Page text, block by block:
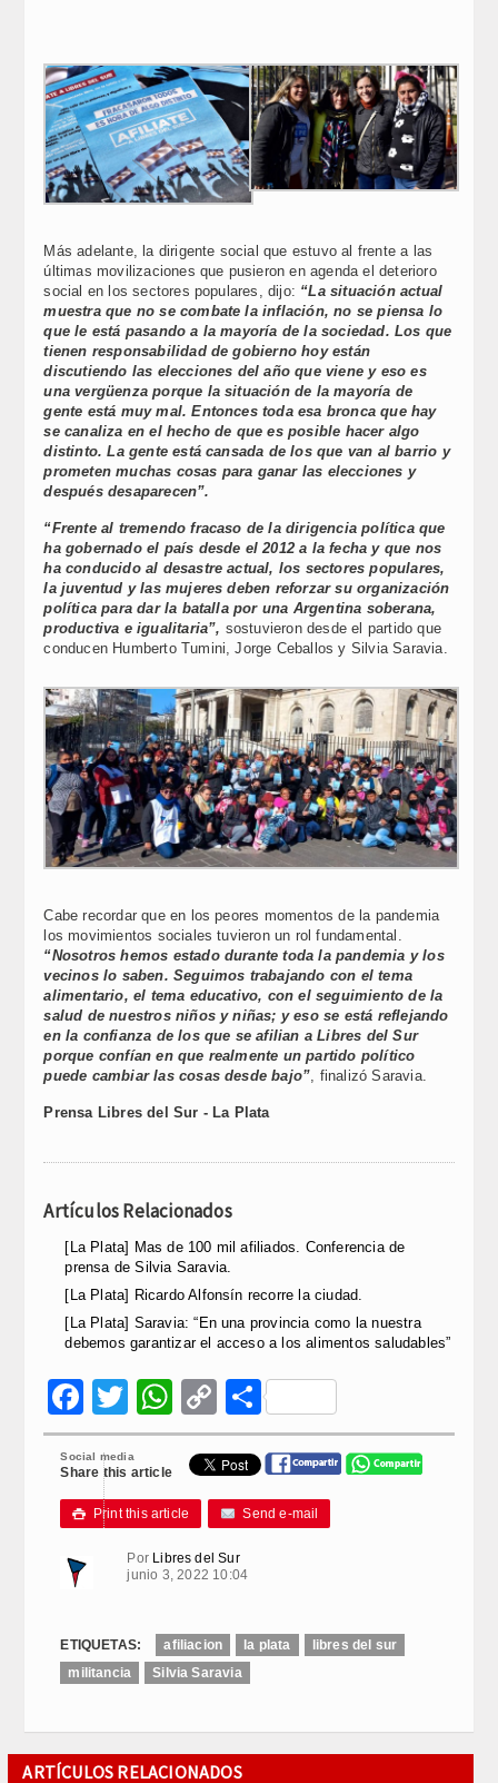
Más adelante, la dirigente social que estuvo al frente a las
últimas movilizaciones que pusieron en agenda el deterioro
social en los sectores populares, dijo: “La situación actual
muestra que no se combate la inflación, no se piensa lo
que le está pasando a la mayoría de la sociedad. Los que
tienen responsabilidad de gobierno hoy están
discutiendo las elecciones del año que viene y eso es
una vergüenza porque la situación de la mayoría de
gente está muy mal. Entonces toda esa bronca que hay
se canaliza en el hecho de que es posible hacer algo
distinto. La gente está cansada de los que van al barrio y
prometen muchas cosas para ganar las elecciones y
después desaparecen”.
“Frente al tremendo fracaso de la dirigencia política que
ha gobernado el país desde el 2012 a la fecha y que nos
ha conducido al desastre actual, los sectores populares,
la juventud y las mujeres deben reforzar su organización
política para dar la batalla por una Argentina soberana,
productiva e igualitaria”, sostuvieron desde el partido que
conducen Humberto Tumini, Jorge Ceballos y Silvia Saravia.
Cabe recordar que en los peores momentos de la pandemia
los movimientos sociales tuvieron un rol fundamental.
“Nosotros hemos estado durante toda la pandemia y los
vecinos lo saben. Seguimos trabajando con el tema
alimentario, el tema educativo, con el seguimiento de la
salud de nuestros niños y niñas; y eso se está reflejando
en la confianza de los que se afilian a Libres del Sur
porque confían en que realmente un partido político
puede cambiar las cosas desde bajo” , finalizó Saravia.
Prensa Libres del Sur - La Plata
Artículos Relacionados
[La Plata] Mas de 100 mil afiliados. Conferencia de
prensa de Silvia Saravia.
[La Plata] Ricardo Alfonsín recorre la ciudad.
[La Plata] Saravia: “En una provincia como la nuestra
debemos garantizar el acceso a los alimentos saludables”
Facebook
Twitter
WhatsApp
Copy
Link
Compartir
Social media
Share this article
 Print this article Send e-mail
Por Libres del Sur
junio 3, 2022 10:04
ETIQUETAS: afiliacion la plata
libres del sur
militancia
Silvia Saravia
ARTÍCULOS RELACIONADOS